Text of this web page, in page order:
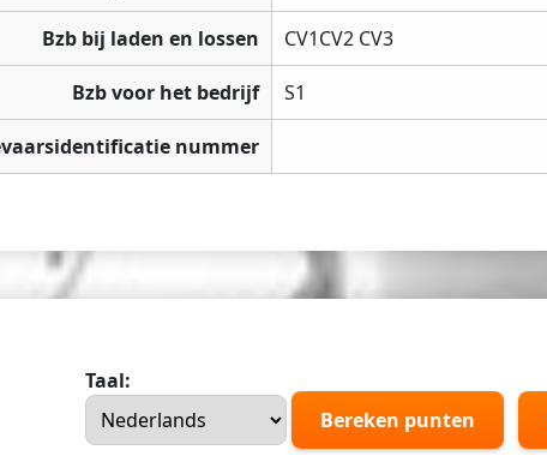
Bzb bij laden en lossen CV1CV2 CV3
Bzb voor het bedrijf S1
nummer
Taal:
Bereken punten